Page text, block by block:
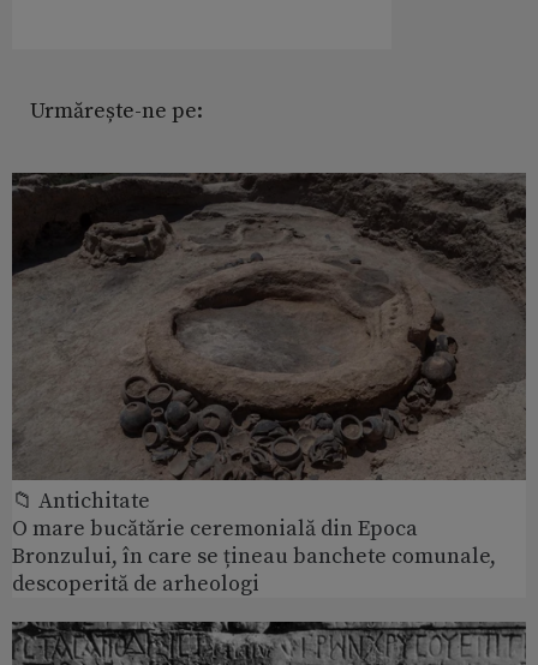
Urmărește-ne pe:
📁 Antichitate
O mare bucătărie ceremonială din Epoca
Bronzului, în care se țineau banchete comunale,
descoperită de arheologi